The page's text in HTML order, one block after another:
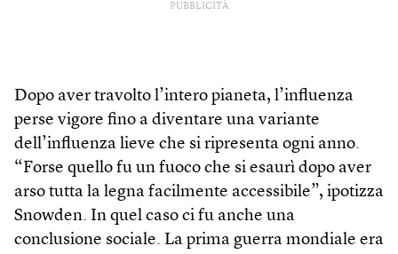
PUBBLICITÀ
Dopo aver travolto l’intero pianeta, l’influenza
perse vigore fino a diventare una variante
dell’influenza lieve che si ripresenta ogni anno.
“Forse quello fu un fuoco che si esaurì dopo aver
arso tutta la legna facilmente accessibile”, ipotizza
Snowden. In quel caso ci fu anche una
conclusione sociale. La prima guerra mondiale era